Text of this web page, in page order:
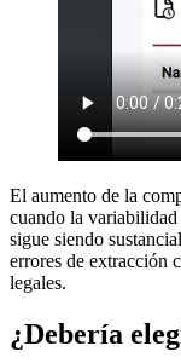
El aumento de la
cuando la variabilidad
sigue siendo
errores de extracción
legales.
¿Debería